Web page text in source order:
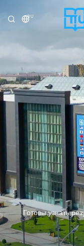
RU
УНИВЕРСИТЕТ
ПРОГРАММЫ
ПРИЁМ
ИССЛЕДОВАНИЕ
НОВОСТИ
ОЛИМПИАДА
Готовы узнать